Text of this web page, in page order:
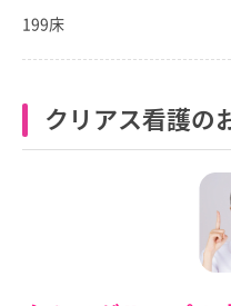
199床
クリアス看護の